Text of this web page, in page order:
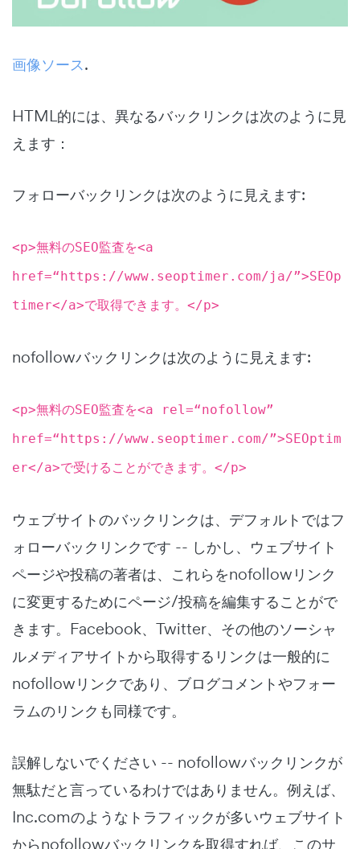
画像ソース.
HTML的には、異なるバックリンクは次のように見
えます：
フォローバックリンクは次のように見えます:
<p>無料のSEO監査を<a
href=“https://www.seoptimer.com/ja/”>SEOp
timer</a>で取得できます。</p>
nofollowバックリンクは次のように見えます:
<p>無料のSEO監査を<a rel=“nofollow”
href=“https://www.seoptimer.com/”>SEOptim
er</a>で受けることができます。</p>
ウェブサイトのバックリンクは、デフォルトではフ
ォローバックリンクです -- しかし、ウェブサイト
ページや投稿の著者は、これらをnofollowリンク
に変更するためにページ/投稿を編集することがで
きます。Facebook、Twitter、その他のソーシャ
ルメディアサイトから取得するリンクは一般的に
nofollowリンクであり、ブログコメントやフォー
ラムのリンクも同様です。
誤解しないでください -- nofollowバックリンクが
無駄だと言っているわけではありません。例えば、
Inc.comのようなトラフィックが多いウェブサイト
からnofollowバックリンクを取得すれば、このサ